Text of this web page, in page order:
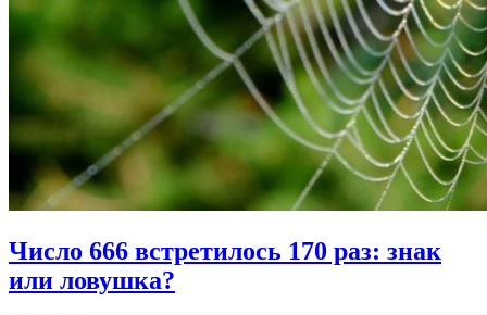
Число 666 встретилось 170 раз: знак
или ловушка?